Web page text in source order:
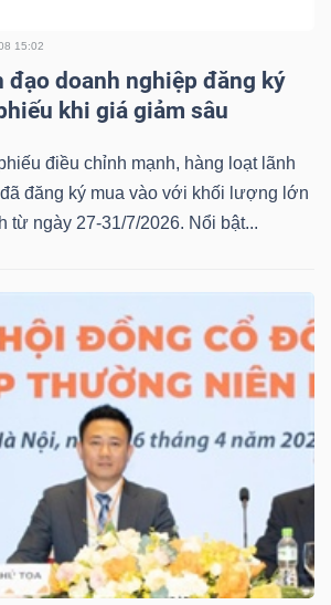
15:02
đạo doanh nghiệp đăng ký
khi giá giảm sâu
điều chỉnh mạnh, hàng loạt lãnh
đăng ký mua vào với khối lượng lớn
từ ngày 27-31/7/2026. Nổi bật...